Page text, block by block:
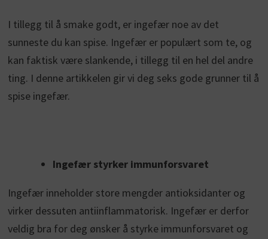
I tillegg til å smake godt, er ingefær noe av det
sunneste du kan spise. Ingefær er populært som te, og
kan faktisk være slankende, i tillegg til en hel del andre
ting. I denne artikkelen gir vi deg seks gode grunner til å
spise ingefær.
Ingefær styrker immunforsvaret
Ingefær inneholder store mengder antioksidanter og
virker dessuten antiinflammatorisk. Ingefær er derfor
veldig bra for deg ønsker å styrke immunforsvaret og